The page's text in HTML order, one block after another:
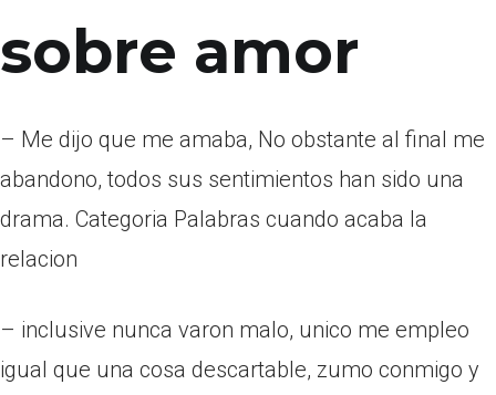
sobre amor
– Me dijo que me amaba, No obstante al final me
abandono, todos sus sentimientos han sido una
drama. Categoria Palabras cuando acaba la
relacion
– inclusive nunca varon malo, unico me empleo
igual que una cosa descartable, zumo conmigo y